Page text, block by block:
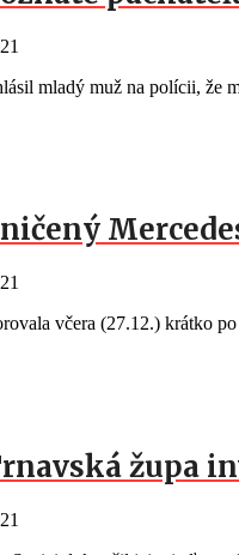
mladý muž na polícii, že
včera (27.12.) krátko
župa